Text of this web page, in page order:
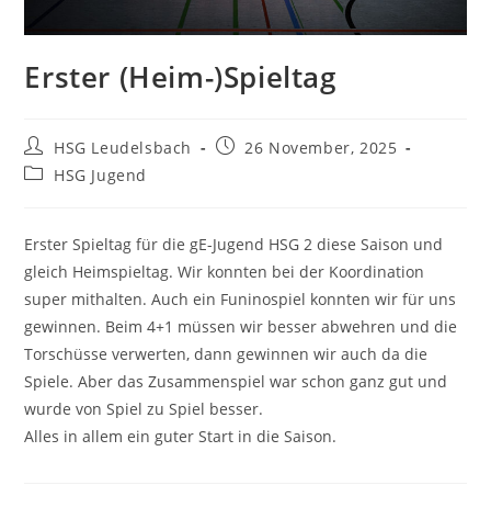
Erster (Heim-)Spieltag
Beitrags-
Autor:
HSG Leudelsbach
Beitrag26 November, 2025
Beitrags-
HSG Jugend
Erster Spieltag für die gE-Jugend HSG 2 diese Saison und
gleich Heimspieltag. Wir konnten bei der Koordination
super mithalten. Auch ein Funinospiel konnten wir für uns
gewinnen. Beim 4+1 müssen wir besser abwehren und die
Torschüsse verwerten, dann gewinnen wir auch da die
Spiele. Aber das Zusammenspiel war schon ganz gut und
wurde von Spiel zu Spiel besser.
Alles in allem ein guter Start in die Saison.